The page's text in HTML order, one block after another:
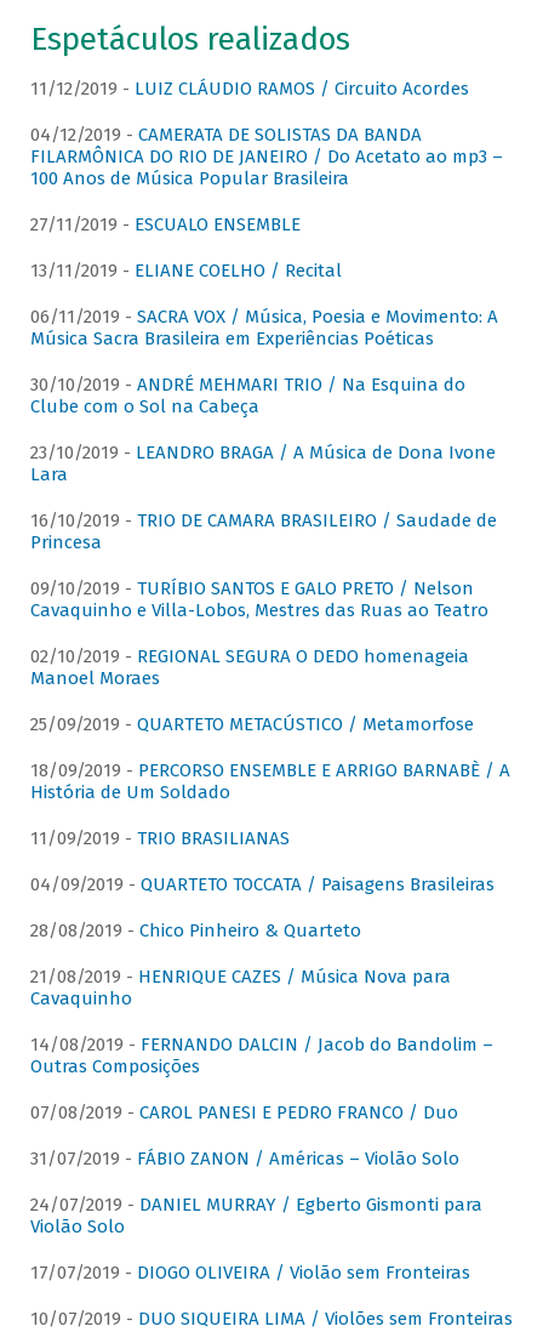
Espetáculos realizados
11/12/2019 - LUIZ CLÁUDIO RAMOS / Circuito Acordes
04/12/2019 - CAMERATA DE SOLISTAS DA BANDA
FILARMÔNICA DO RIO DE JANEIRO / Do Acetato ao mp3 –
100 Anos de Música Popular Brasileira
27/11/2019 - ESCUALO ENSEMBLE
13/11/2019 - ELIANE COELHO / Recital
06/11/2019 - SACRA VOX / Música, Poesia e Movimento: A
Música Sacra Brasileira em Experiências Poéticas
30/10/2019 - ANDRÉ MEHMARI TRIO / Na Esquina do
Clube com o Sol na Cabeça
23/10/2019 - LEANDRO BRAGA / A Música de Dona Ivone
Lara
16/10/2019 - TRIO DE CAMARA BRASILEIRO / Saudade de
Princesa
09/10/2019 - TURÍBIO SANTOS E GALO PRETO / Nelson
Cavaquinho e Villa-Lobos, Mestres das Ruas ao Teatro
02/10/2019 - REGIONAL SEGURA O DEDO homenageia
Manoel Moraes
25/09/2019 - QUARTETO METACÚSTICO / Metamorfose
18/09/2019 - PERCORSO ENSEMBLE E ARRIGO BARNABÈ / A
História de Um Soldado
11/09/2019 - TRIO BRASILIANAS
04/09/2019 - QUARTETO TOCCATA / Paisagens Brasileiras
28/08/2019 - Chico Pinheiro & Quarteto
21/08/2019 - HENRIQUE CAZES / Música Nova para
Cavaquinho
14/08/2019 - FERNANDO DALCIN / Jacob do Bandolim –
Outras Composições
07/08/2019 - CAROL PANESI E PEDRO FRANCO / Duo
31/07/2019 - FÁBIO ZANON / Américas – Violão Solo
24/07/2019 - DANIEL MURRAY / Egberto Gismonti para
Violão Solo
17/07/2019 - DIOGO OLIVEIRA / Violão sem Fronteiras
10/07/2019 - DUO SIQUEIRA LIMA / Violões sem Fronteiras